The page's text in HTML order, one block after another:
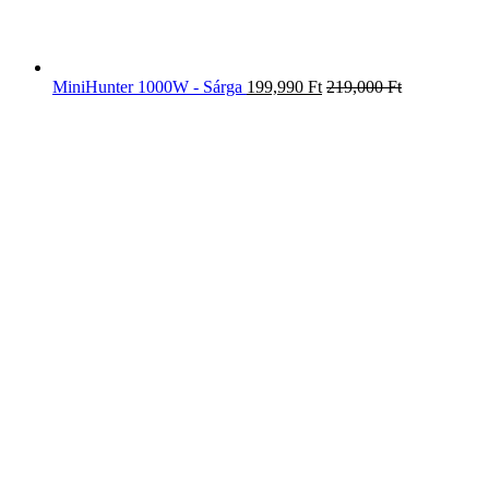
MiniHunter 1000W - Sárga 199,990 Ft 219,000Ft